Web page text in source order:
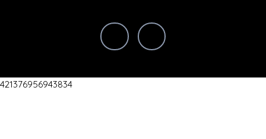
421376956943834